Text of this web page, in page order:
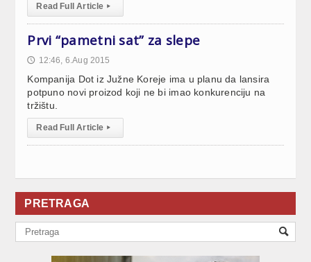
Read Full Article ▸
Prvi “pametni sat” za slepe
🕔 12:46, 6.Aug 2015
Kompanija Dot iz Južne Koreje ima u planu da lansira
potpuno novi proizod koji ne bi imao konkurenciju na
tržištu.
Read Full Article ▸
PRETRAGA